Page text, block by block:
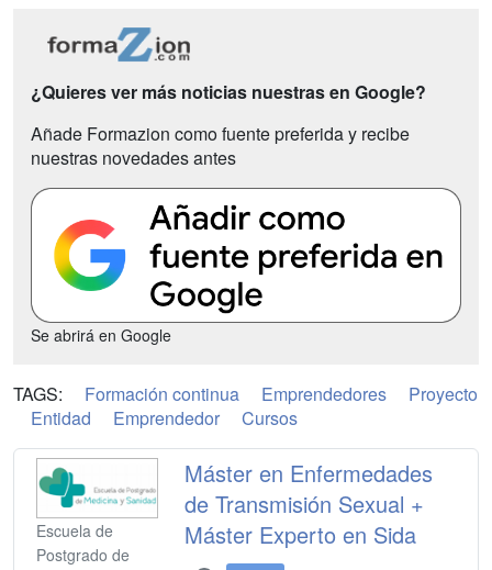
¿Quieres ver más noticias nuestras en Google?
Añade Formazion como fuente preferida y recibe
nuestras novedades antes
Se abrirá en Google
TAGS: Formación continua Emprendedores
Proyecto
Entidad
Emprendedor Cursos
Escuela de
Postgrado de
Máster en Enfermedades
de Transmisión Sexual +
Máster Experto en Sida